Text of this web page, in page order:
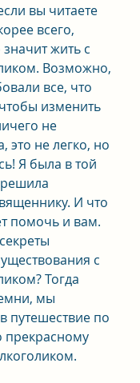
вы читаете
всего,
значит жить с
Возможно,
все, что
изменить
не
это не легко, но
Я была в той
И что
помочь и вам.
с
Тогда
мы
путешествие по
прекрасному